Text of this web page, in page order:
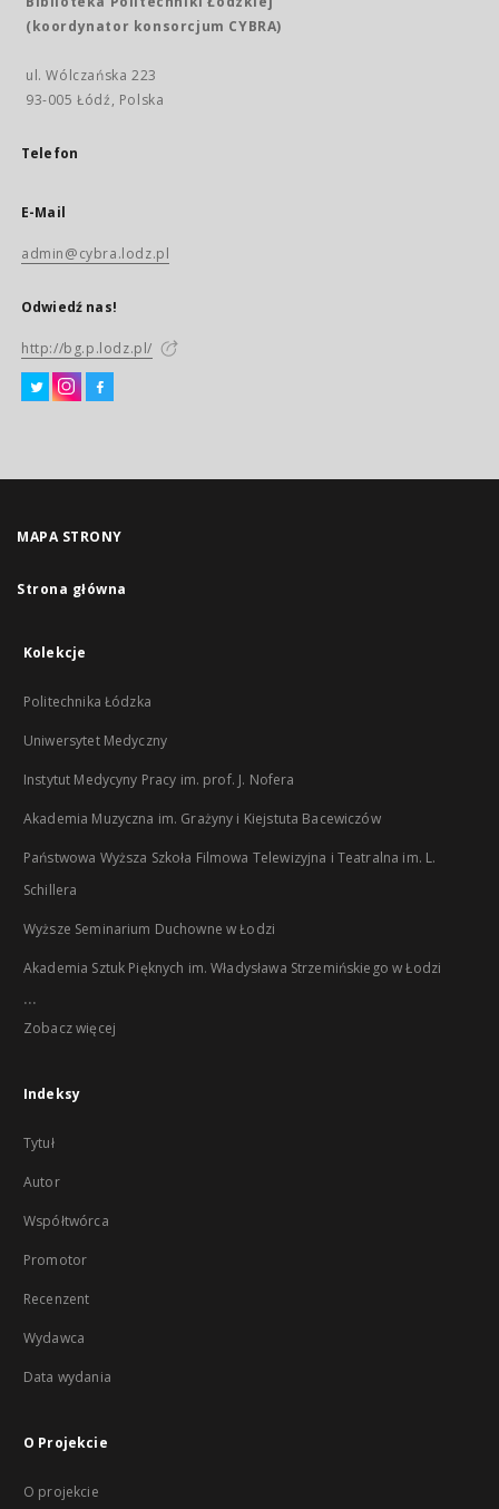
(koordynator konsorcjum CYBRA)
ul. Wólczańska 223
93-005 Łódź, Polska
Telefon
E-Mail
admin@cybra.lodz.pl
Odwiedź nas!
http://bg.p.lodz.pl/
MAPA STRONY
Strona główna
Kolekcje
Politechnika Łódzka
Uniwersytet Medyczny
Instytut Medycyny Pracy im. prof. J. Nofera
Akademia Muzyczna im. Grażyny i Kiejstuta Bacewiczów
Państwowa Wyższa Szkoła Filmowa Telewizyjna i Teatralna im. L.
Schillera
Wyższe Seminarium Duchowne w Łodzi
Akademia Sztuk Pięknych im. Władysława Strzemińskiego w Łodzi
...
Zobacz więcej
Indeksy
Tytuł
Autor
Współtwórca
Promotor
Recenzent
Wydawca
Data wydania
O Projekcie
O projekcie